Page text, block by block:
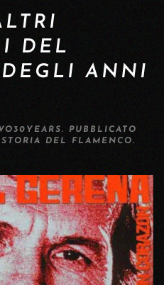
DEL
ANNI
. PUBBLICATO
DEL FLAMENCO.